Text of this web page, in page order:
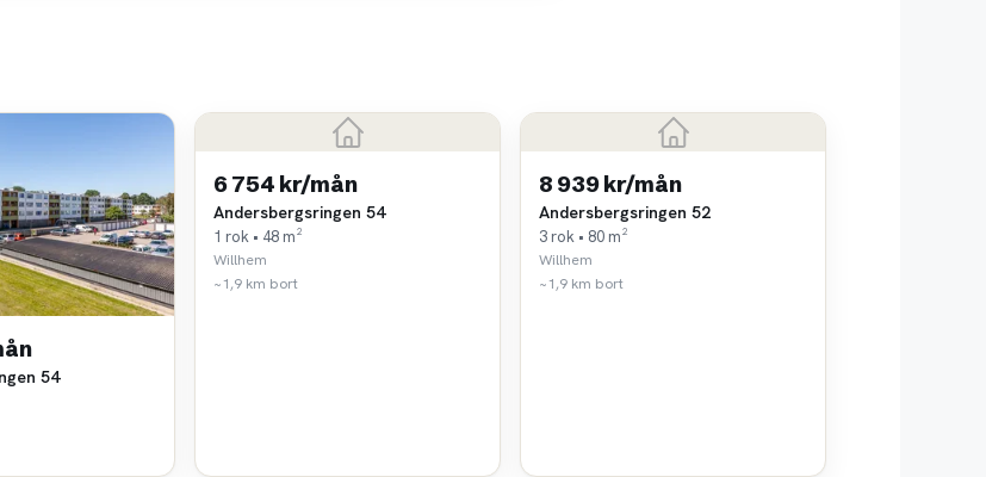
54
6 754 kr/mån
Andersbergsringen 54
1 rok • 48 m²
Willhem
~1,9 km bort
8 939 kr/mån
Andersbergsringen 52
3 rok • 80 m²
Willhem
~1,9 km bort